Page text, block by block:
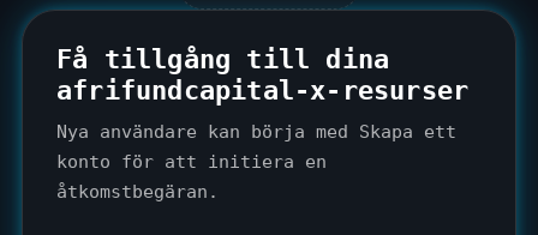
Få tillgång till dina
afrifundcapital-x-resurser
Nya användare kan börja med Skapa ett
konto för att initiera en
åtkomstbegäran.